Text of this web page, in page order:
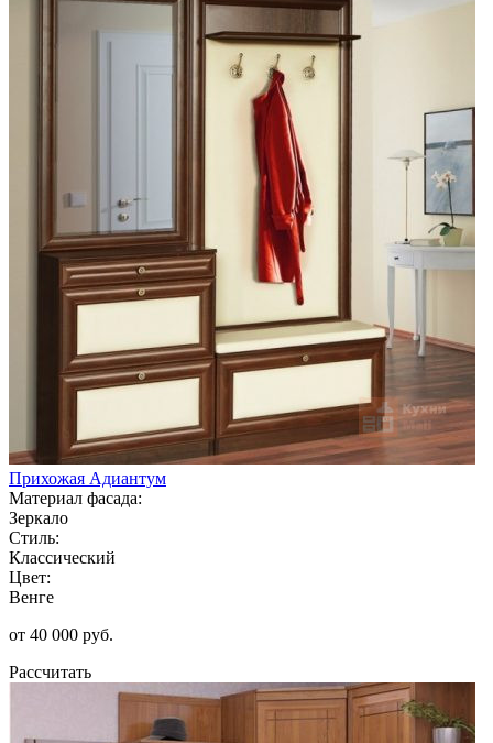
Прихожая Адиантум
Материал фасада:
Зеркало
Стиль:
Классический
Цвет:
Венге
от 40 000 руб.
Рассчитать